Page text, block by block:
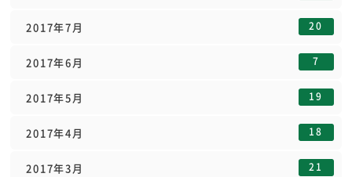
2017年7月 20
2017年6月 7
2017年5月 19
2017年4月 18
2017年3月 21